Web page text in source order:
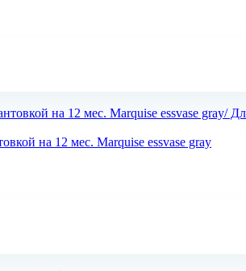
на 12 мес. Marquise essvase gray